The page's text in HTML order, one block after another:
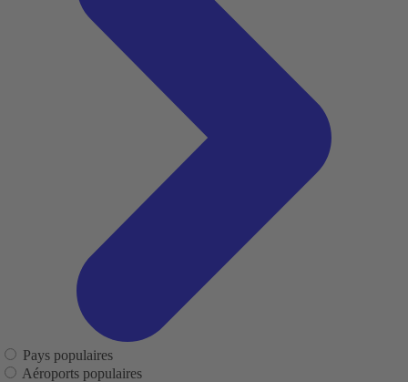
Pays populaires
Aéroports populaires